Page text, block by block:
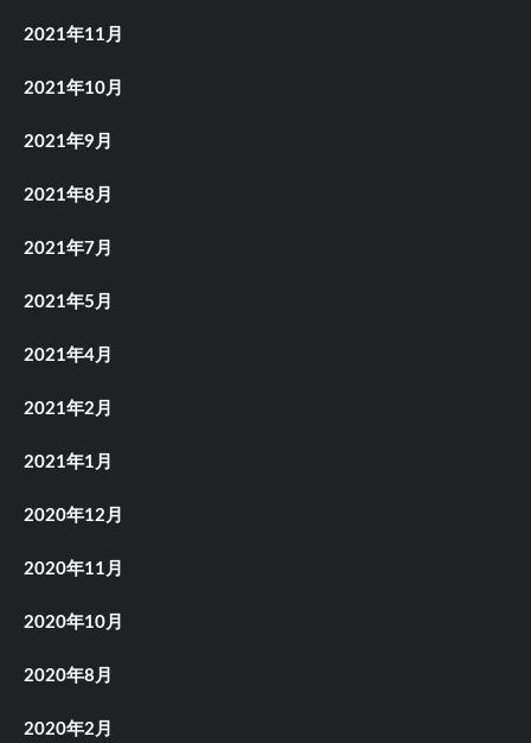
2021年11月
2021年10月
2021年9月
2021年8月
2021年7月
2021年5月
2021年4月
2021年2月
2021年1月
2020年12月
2020年11月
2020年10月
2020年8月
2020年2月